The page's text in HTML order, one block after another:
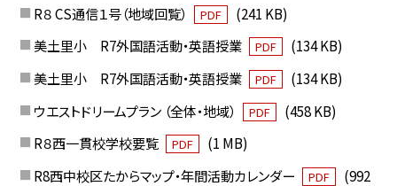
R８ CS通信１号（地域回覧） PDF
(241 KB)
美土里小 R7外国語活動・英語授業
PDF
(134 KB)
美土里小 R7外国語活動・英語授業
PDF
(134 KB)
ウエストドリームプラン （全体・地域）
PDF
(458 KB)
R８西一貫校学校要覧
PDF
(1 MB)
R8西中校区たからマップ・年間活動カレンダー
PDF
(992